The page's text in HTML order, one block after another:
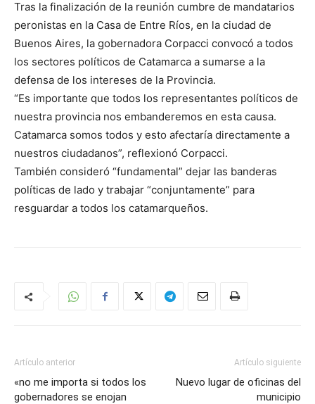
Tras la finalización de la reunión cumbre de mandatarios
peronistas en la Casa de Entre Ríos, en la ciudad de
Buenos Aires, la gobernadora Corpacci convocó a todos
los sectores políticos de Catamarca a sumarse a la
defensa de los intereses de la Provincia.
“Es importante que todos los representantes políticos de
nuestra provincia nos embanderemos en esta causa.
Catamarca somos todos y esto afectaría directamente a
nuestros ciudadanos”, reflexionó Corpacci.
También consideró “fundamental” dejar las banderas
políticas de lado y trabajar “conjuntamente” para
resguardar a todos los catamarqueños.
Artículo anterior
«no me importa si todos los
gobernadores se enojan
Artículo siguiente
Nuevo lugar de oficinas del
municipio